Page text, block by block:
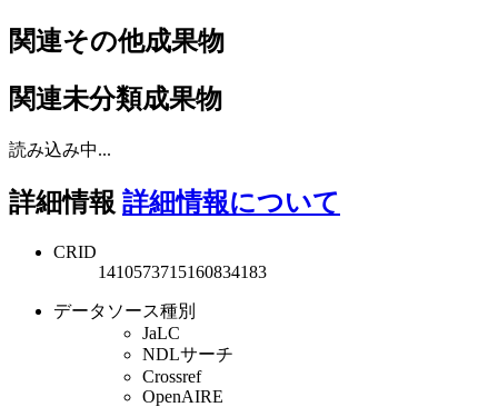
関連その他成果物
関連未分類成果物
読み込み中...
詳細情報 詳細情報について
CRID
1410573715160834183
データソース種別
JaLC
NDLサーチ
Crossref
OpenAIRE